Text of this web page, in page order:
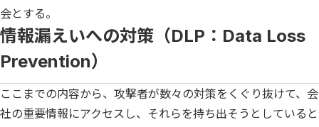
会とする。
情報漏えいへの対策（DLP：Data Loss
Prevention）
ここまでの内容から、攻撃者が数々の対策をくぐり抜けて、会
社の重要情報にアクセスし、それらを持ち出そうとしていると